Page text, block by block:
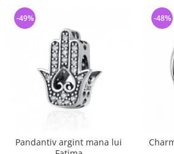
Pandantiv argint mana lui
-49% -48%